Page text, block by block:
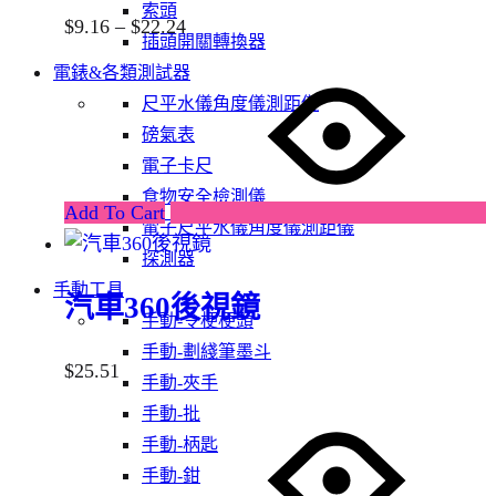
索頭
插頭開關轉換器
電錶&各類測試器
尺平水儀角度儀測距儀
磅氣表
電子卡尺
食物安全檢測儀
電子尺平水儀角度儀測距儀
探測器
手動工具
手動-令梗梗頭
手動-劃綫筆墨斗
手動-夾手
手動-批
手動-柄匙
手動-鉗
$9.16 – $22.24
Add To Cart
汽車360後視鏡
$25.51